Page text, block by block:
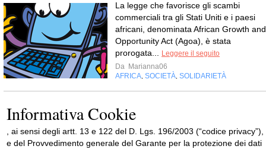
La legge che favorisce gli scambi
commerciali tra gli Stati Uniti e i paesi
africani, denominata African Growth and
Opportunity Act (Agoa), è stata
prorogata...
Leggere il seguito
Da Marianna06
AFRICA SOCIETÀ SOLIDARIETÀ
Informativa Cookie
, ai sensi degli artt. 13 e 122 del D. Lgs. 196/2003 (“codice privacy”),
e del Provvedimento generale del Garante per la protezione dei dati